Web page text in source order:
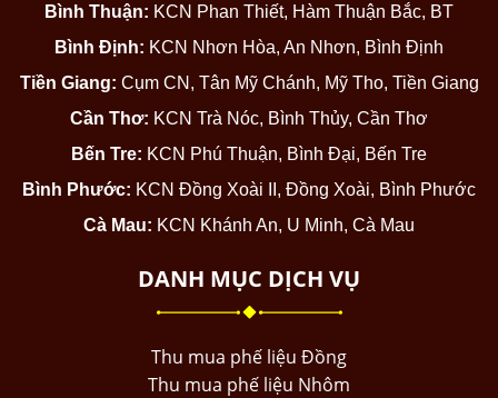
Bình Thuận: KCN Phan Thiết, Hàm Thuận Bắc, BT
Bình Định: KCN Nhơn Hòa, An Nhơn, Bình Định
Tiền Giang: Cụm CN, Tân Mỹ Chánh, Mỹ Tho, Tiền Giang
Cần Thơ: KCN Trà Nóc, Bình Thủy, Cần Thơ
Bến Tre: KCN Phú Thuận, Bình Đại, Bến Tre
Bình Phước: KCN Đồng Xoài II, Đồng Xoài, Bình Phước
Cà Mau: KCN Khánh An, U Minh, Cà Mau
DANH MỤC DỊCH VỤ
Thu mua phế liệu Đồng
Thu mua phế liệu Nhôm